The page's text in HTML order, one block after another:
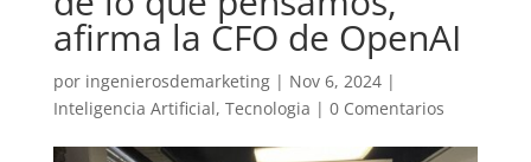
afirma la CFO de OpenAI
por ingenierosdemarketing| Nov 6, 2024|
Inteligencia Artificial, Tecnologia | 0 Comentarios